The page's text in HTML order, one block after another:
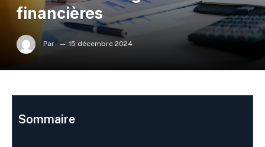
financières
Par 15 décembre 2024
Sommaire